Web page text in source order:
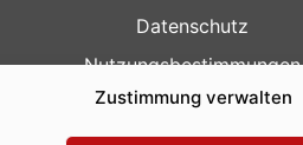
Zustimmung verwalten
Datenschutz
Nutzungsbestimmungen
Kontakt